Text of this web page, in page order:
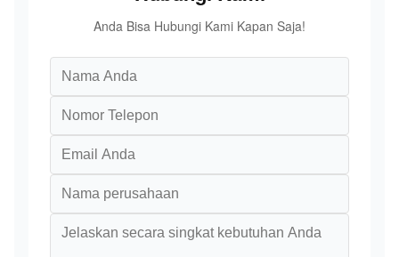
Anda Bisa Hubungi Kami Kapan Saja!